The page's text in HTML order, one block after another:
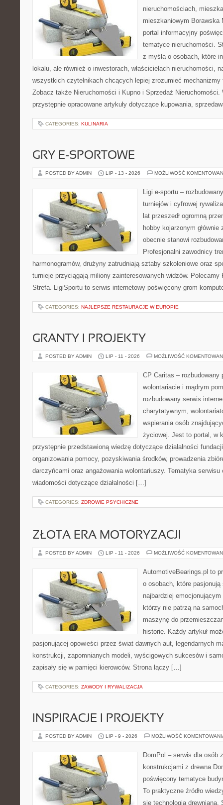
nieruchomościach,
mieszkaniowym Borawska
portal informacyjny
tematyce nieruchomości.
z myślą o osobach, które
lokalu, ale również o inwestorach, właścicielach nieruchomości,
wszystkich czytelnikach chcących lepiej zrozumieć mechanizmy
Zobacz także Nieruchomości i Kupno i Sprzedaż
przystępnie opracowane artykuły dotyczące kupowania,
CATEGORIES: KULINARIA
GRY E-SPORTOWE
POSTED BY ADMIN LIP - 13 - 2026 MOŻLIWOŚĆ
Ligi e-sportu –
turniejów i cyfrowej
lat przeszedł ogromną
hobby kojarzonym
obecnie stanowi
Profesjonalni zawodnicy
harmonogramów, drużyny zatrudniają sztaby szkoleniowe oraz
turnieje przyciągają miliony zainteresowanych widzów.
Strefa. LigiSportu to serwis internetowy poświęcony grom
CATEGORIES: NAJLEPSZE RESTAURACJE W EUROPIE
GRANTY I PROJEKTY
POSTED BY ADMIN LIP - 11 - 2026 MOŻLIWOŚĆ
CP Caritas – rozbudowany
wolontariacie i mądrym
rozbudowany serwis
charytatywnym,
wspierania osób
życiowej. Jest to portal, w
przystępnie przedstawioną wiedzę dotyczące działalności
organizowania pomocy, pozyskiwania środków, prowadzenia
darczyńcami oraz angażowania wolontariuszy. Tematyka
wiadomości dotyczące działalności […]
CATEGORIES: ZDROWIE PSYCHICZNE
ZŁOTA ERA MOTORYZACJI
POSTED BY ADMIN LIP - 11 - 2026 MOŻLIWOŚĆ
AutomotiveBearings.pl to
o osobach, które
najbardziej
którzy nie patrzą na
maszynę do
historię. Każdy artykuł
pasjonującej opowieści przez świat dawnych aut, legendarnych
konstrukcji, zapomnianych modeli, wyścigowych sukcesów i
zapisały się w pamięci kierowców. Strona łączy […]
CATEGORIES: ZAWODY I RYWALIZACJA
INSPIRACJE I PROJEKTY
POSTED BY ADMIN LIP - 9 - 2026 MOŻLIWOŚĆ
DomPol – serwis dla osób
konstrukcjami z drewna
poświęcony tematyce
To praktyczne źródło
się technologią drewnianą.